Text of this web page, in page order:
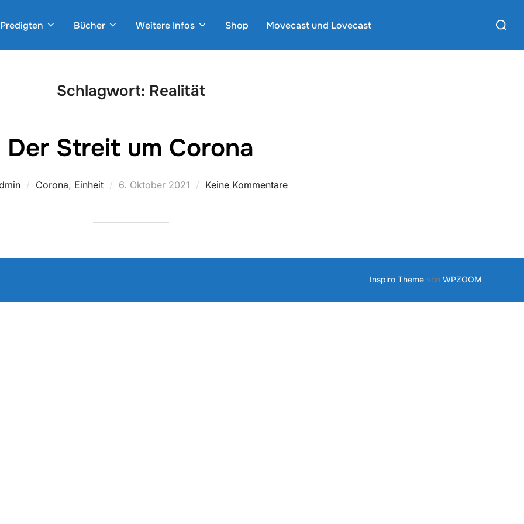
Predigten Bücher Weitere Infos Shop Movecast und Lovecast
Suchen
Schlagwort: Realität
Der Streit um Corona
Corona, Einheit
Veröffentlicht
6. Oktober 2021 Keine Kommentare
Inspiro Theme von WPZOOM